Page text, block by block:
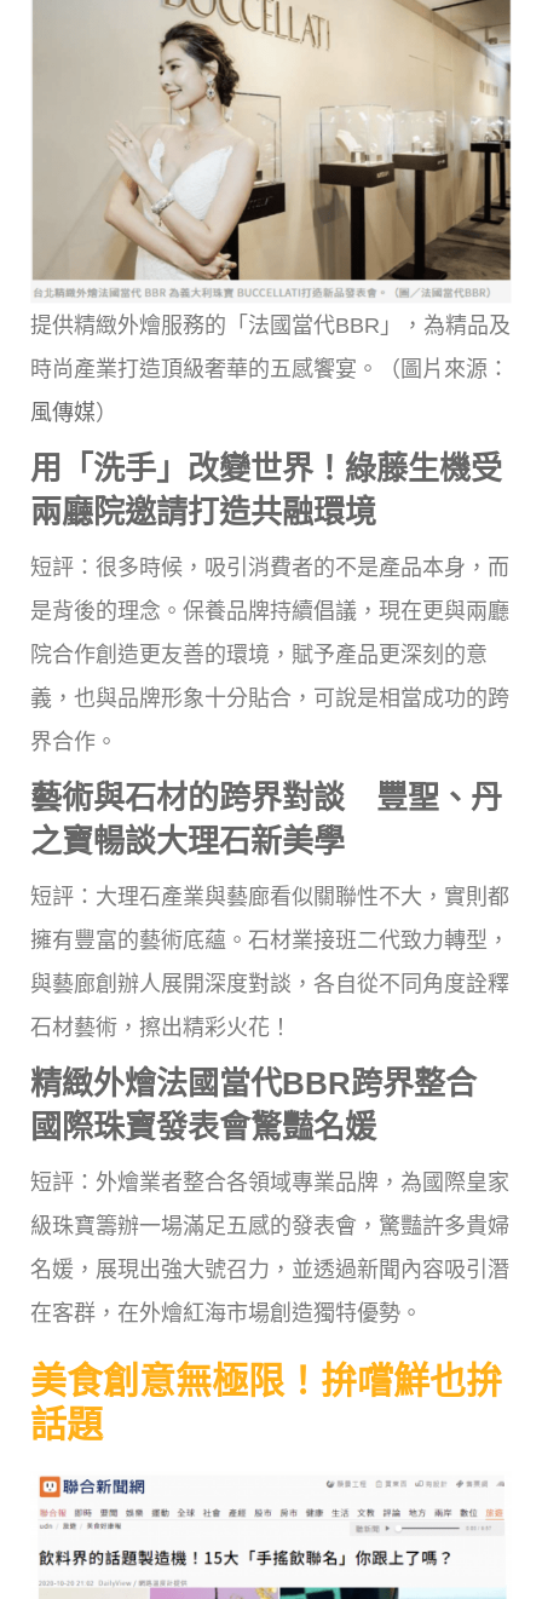
提供精緻外燴服務的「法國當代BBR」，為精品及
時尚產業打造頂級奢華的五感饗宴。（圖片來源：
風傳媒）
用「洗手」改變世界！綠藤生機受
兩廳院邀請打造共融環境
短評：很多時候，吸引消費者的不是產品本身，而
是背後的理念。保養品牌持續倡議，現在更與兩廳
院合作創造更友善的環境，賦予產品更深刻的意
義，也與品牌形象十分貼合，可說是相當成功的跨
界合作。
藝術與石材的跨界對談 豐聖、丹
之寶暢談大理石新美學
短評：大理石產業與藝廊看似關聯性不大，實則都
擁有豐富的藝術底蘊。石材業接班二代致力轉型，
與藝廊創辦人展開深度對談，各自從不同角度詮釋
石材藝術，擦出精彩火花！
精緻外燴法國當代BBR跨界整合
國際珠寶發表會驚豔名媛
短評：外燴業者整合各領域專業品牌，為國際皇家
級珠寶籌辦一場滿足五感的發表會，驚豔許多貴婦
名媛，展現出強大號召力，並透過新聞內容吸引潛
在客群，在外燴紅海市場創造獨特優勢。
美食創意無極限！拚嚐鮮也拚
話題